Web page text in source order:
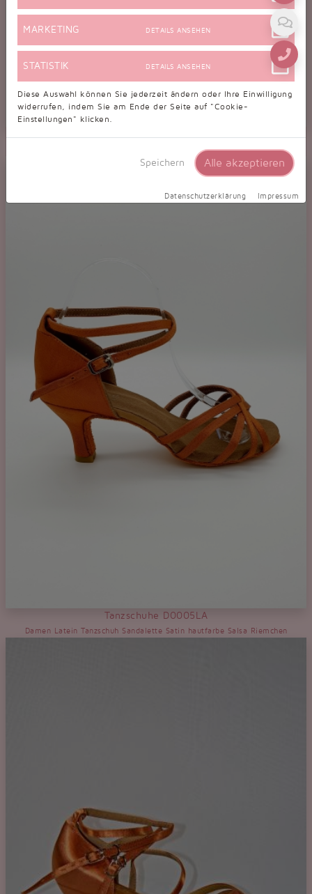
Damen Latein Tanzschuh Sandalette Strass glitzer Hautfarbe Salsa
Tanzschuhe D0005LA
Damen Latein Tanzschuh Sandalette Satin hautfarbe Salsa Riemchen
MARKETING DETAILS ANSEHEN
STATISTIK DETAILS ANSEHEN
Diese Auswahl können Sie jederzeit ändern oder Ihre Einwilligung
widerrufen, indem Sie am Ende der Seite auf "Cookie-
Einstellungen" klicken.
Speichern Alle akzeptieren
Datenschutzerklärung Impressum